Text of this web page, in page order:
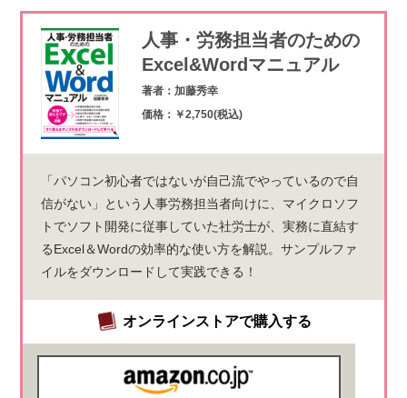
人事・労務担当者のための
Excel&Wordマニュアル
著者：加藤秀幸
価格：￥2,750(税込)
「パソコン初心者ではないが自己流でやっているので自
信がない」という人事労務担当者向けに、マイクロソフ
トでソフト開発に従事していた社労士が、実務に直結す
るExcel＆Wordの効率的な使い方を解説。サンプルファ
イルをダウンロードして実践できる！
オンラインストアで購入する